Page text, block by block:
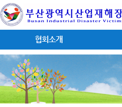
협회소개